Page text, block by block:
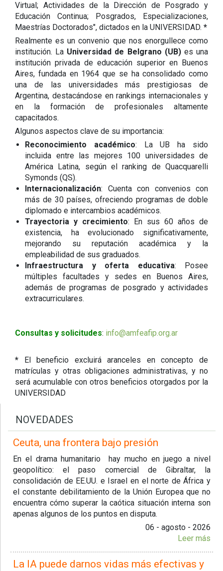
Virtual; Actividades de la Dirección de Posgrado y
Educación Continua; Posgrados, Especializaciones,
Maestrías Doctorados", dictados en la UNIVERSIDAD. *
Realmente es un convenio que nos enorgullece como
institución. La Universidad de Belgrano (UB)es una
institución privada de educación superior en Buenos
Aires, fundada en 1964 que se ha consolidado como
una de las universidades más prestigiosas de
Argentina, destacándose en rankings internacionales y
en la formación de profesionales altamente
capacitados.
Algunos aspectos clave de su importancia:
Reconocimiento académico: La UB ha sido
incluida entre las mejores 100 universidades de
América Latina, según el ranking de Quacquarelli
Symonds (QS).
Internacionalización: Cuenta con convenios con
más de 30 países, ofreciendo programas de doble
diplomado e intercambios académicos.
Trayectoria y crecimiento: En sus 60 años de
existencia, ha evolucionado significativamente,
mejorando su reputación académica y la
empleabilidad de sus graduados.
Infraestructura y oferta educativa: Posee
múltiples facultades y sedes en Buenos Aires,
además de programas de posgrado y actividades
extracurriculares.
Consultas y solicitudes: info@amfeafip.org.ar
* El beneficio excluirá aranceles en concepto de
matrículas y otras obligaciones administrativas, y no
será acumulable con otros beneficios otorgados por la
UNIVERSIDAD
NOVEDADES
Ceuta, una frontera bajo presión
En el drama humanitario hay mucho en juego a nivel
geopolítico: el paso comercial de Gibraltar, la
consolidación de EE.UU. e Israel en el norte de África y
el constante debilitamiento de la Unión Europea que no
encuentra cómo superar la caótica situación interna son
apenas algunos de los puntos en disputa.
06 - agosto - 2026
Leer más
La IA puede darnos vidas más efectivas y